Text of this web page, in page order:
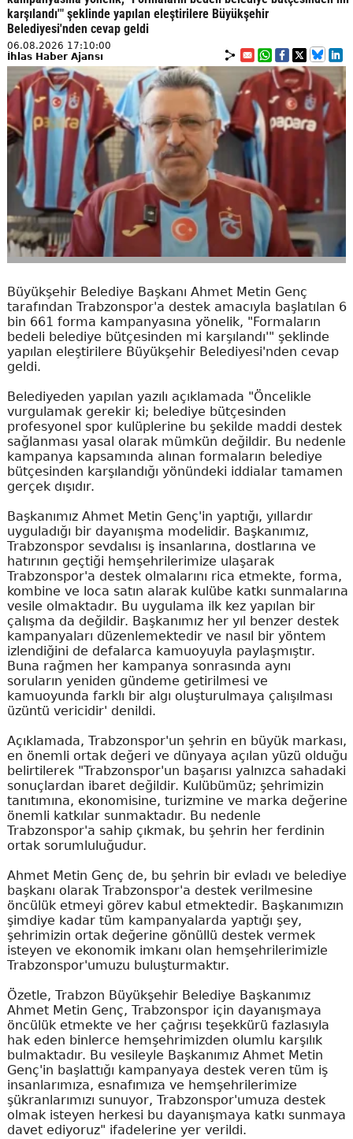
karşılandı'" şeklinde yapılan eleştirilere Büyükşehir
Belediyesi'nden cevap geldi
06.08.2026 17:10:00
İhlas Haber Ajansı
Büyükşehir Belediye Başkanı Ahmet Metin Genç
tarafından Trabzonspor'a destek amacıyla başlatılan 6
bin 661 forma kampanyasına yönelik, "Formaların
bedeli belediye bütçesinden mi karşılandı'" şeklinde
yapılan eleştirilere Büyükşehir Belediyesi'nden cevap
geldi.
Belediyeden yapılan yazılı açıklamada "Öncelikle
vurgulamak gerekir ki; belediye bütçesinden
profesyonel spor kulüplerine bu şekilde maddi destek
sağlanması yasal olarak mümkün değildir. Bu nedenle
kampanya kapsamında alınan formaların belediye
bütçesinden karşılandığı yönündeki iddialar tamamen
gerçek dışıdır.
Başkanımız Ahmet Metin Genç'in yaptığı, yıllardır
uyguladığı bir dayanışma modelidir. Başkanımız,
Trabzonspor sevdalısı iş insanlarına, dostlarına ve
hatırının geçtiği hemşehrilerimize ulaşarak
Trabzonspor'a destek olmalarını rica etmekte, forma,
kombine ve loca satın alarak kulübe katkı sunmalarına
vesile olmaktadır. Bu uygulama ilk kez yapılan bir
çalışma da değildir. Başkanımız her yıl benzer destek
kampanyaları düzenlemektedir ve nasıl bir yöntem
izlendiğini de defalarca kamuoyuyla paylaşmıştır.
Buna rağmen her kampanya sonrasında aynı
soruların yeniden gündeme getirilmesi ve
kamuoyunda farklı bir algı oluşturulmaya çalışılması
üzüntü vericidir' denildi.
Açıklamada, Trabzonspor'un şehrin en büyük markası,
en önemli ortak değeri ve dünyaya açılan yüzü olduğu
belirtilerek "Trabzonspor'un başarısı yalnızca sahadaki
sonuçlardan ibaret değildir. Kulübümüz; şehrimizin
tanıtımına, ekonomisine, turizmine ve marka değerine
önemli katkılar sunmaktadır. Bu nedenle
Trabzonspor'a sahip çıkmak, bu şehrin her ferdinin
ortak sorumluluğudur.
Ahmet Metin Genç de, bu şehrin bir evladı ve belediye
başkanı olarak Trabzonspor'a destek verilmesine
öncülük etmeyi görev kabul etmektedir. Başkanımızın
şimdiye kadar tüm kampanyalarda yaptığı şey,
şehrimizin ortak değerine gönüllü destek vermek
isteyen ve ekonomik imkanı olan hemşehrilerimizle
Trabzonspor'umuzu buluşturmaktır.
Özetle, Trabzon Büyükşehir Belediye Başkanımız
Ahmet Metin Genç, Trabzonspor için dayanışmaya
öncülük etmekte ve her çağrısı teşekkürü fazlasıyla
hak eden binlerce hemşehrimizden olumlu karşılık
bulmaktadır. Bu vesileyle Başkanımız Ahmet Metin
Genç'in başlattığı kampanyaya destek veren tüm iş
insanlarımıza, esnafımıza ve hemşehrilerimize
şükranlarımızı sunuyor, Trabzonspor'umuza destek
olmak isteyen herkesi bu dayanışmaya katkı sunmaya
davet ediyoruz" ifadelerine yer verildi.